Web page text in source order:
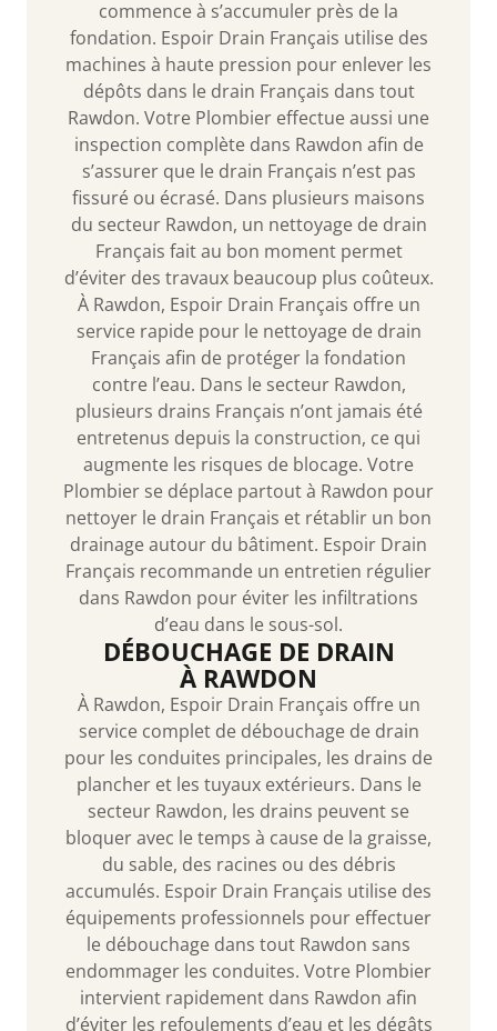
commence à s’accumuler près de la
fondation. Espoir Drain Français utilise des
machines à haute pression pour enlever les
dépôts dans le drain Français dans tout
Rawdon. Votre Plombier effectue aussi une
inspection complète dans Rawdon afin de
s’assurer que le drain Français n’est pas
fissuré ou écrasé. Dans plusieurs maisons
du secteur Rawdon, un nettoyage de drain
Français fait au bon moment permet
d’éviter des travaux beaucoup plus coûteux.
À Rawdon, Espoir Drain Français offre un
service rapide pour le nettoyage de drain
Français afin de protéger la fondation
contre l’eau. Dans le secteur Rawdon,
plusieurs drains Français n’ont jamais été
entretenus depuis la construction, ce qui
augmente les risques de blocage. Votre
Plombier se déplace partout à Rawdon pour
nettoyer le drain Français et rétablir un bon
drainage autour du bâtiment. Espoir Drain
Français recommande un entretien régulier
dans Rawdon pour éviter les infiltrations
d’eau dans le sous-sol.
DÉBOUCHAGE DE DRAIN
À RAWDON
À Rawdon, Espoir Drain Français offre un
service complet de débouchage de drain
pour les conduites principales, les drains de
plancher et les tuyaux extérieurs. Dans le
secteur Rawdon, les drains peuvent se
bloquer avec le temps à cause de la graisse,
du sable, des racines ou des débris
accumulés. Espoir Drain Français utilise des
équipements professionnels pour effectuer
le débouchage dans tout Rawdon sans
endommager les conduites. Votre Plombier
intervient rapidement dans Rawdon afin
d’éviter les refoulements d’eau et les dégâts